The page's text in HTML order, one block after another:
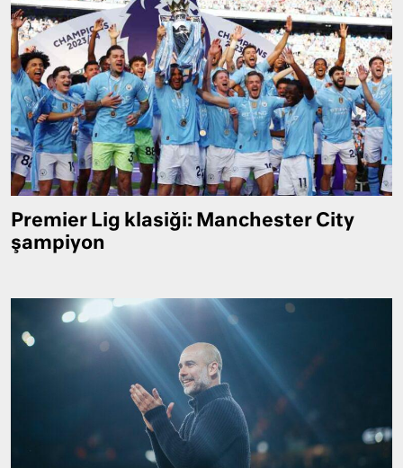
Premier Lig klasiği: Manchester City
şampiyon